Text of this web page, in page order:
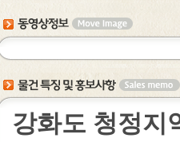
강화도 청정지